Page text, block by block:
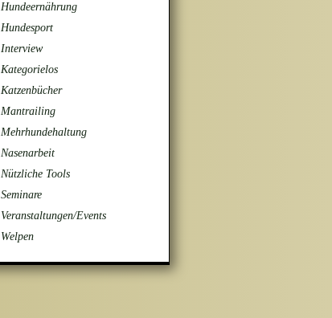
Hundeernährung
Hundesport
Interview
Kategorielos
Katzenbücher
Mantrailing
Mehrhundehaltung
Nasenarbeit
Nützliche Tools
Seminare
Veranstaltungen/Events
Welpen